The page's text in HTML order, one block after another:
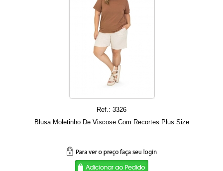
Ref.: 3326
Blusa Moletinho De Viscose Com Recortes Plus Size